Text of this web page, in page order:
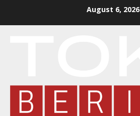
August 6, 2026